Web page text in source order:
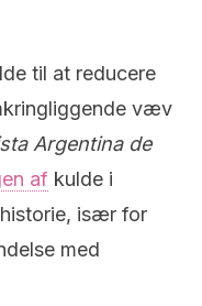
til at reducere
væv
Argentina de
af kulde i
især for
med